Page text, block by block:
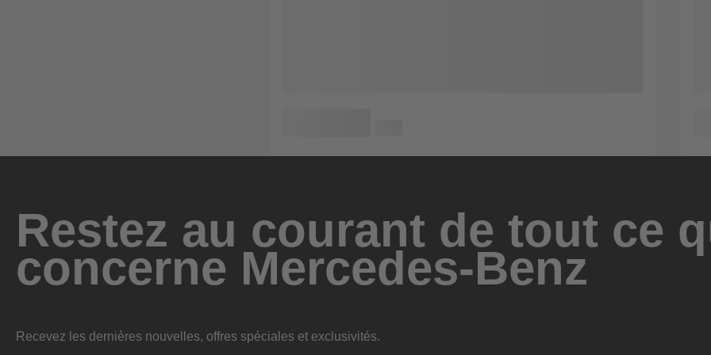
Restez au courant de tout ce
concerne Mercedes-Benz
Recevez les dernières nouvelles, offres spéciales et exclusivités.